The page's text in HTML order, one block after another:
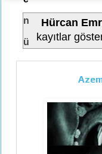
n
ü
Hürcan
kayıtlar